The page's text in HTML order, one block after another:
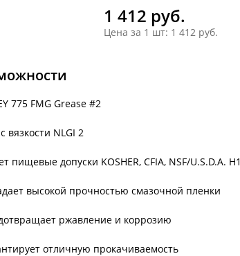
1 412 руб.
Цена за 1 шт: 1 412 руб.
775 FMG Grease #2
вязкости NLGI 2
пищевые допуски KOSHER, CFIA, NSF/U.S.D.A. H1
высокой прочностью смазочной пленки
ржавление и коррозию
отличную прокачиваемость